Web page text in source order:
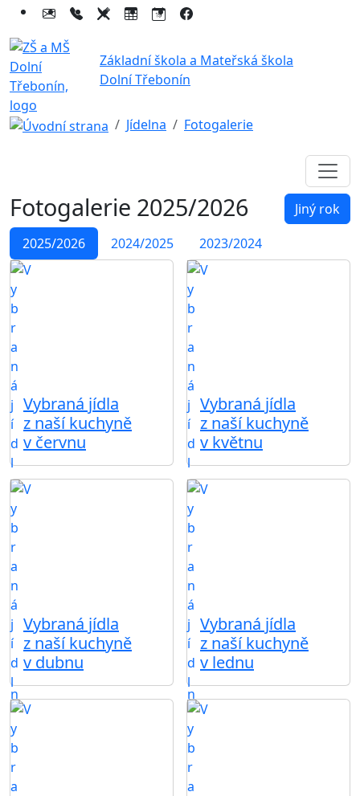
Základní škola a Mateřská škola
Dolní Třebonín
Jídelna Fotogalerie
Fotogalerie 2025/2026
Jiný rok
2025/2026
2024/2025 2023/2024
Vybraná jídla
z naší kuchyně
v červnu
Vybraná jídla
z naší kuchyně
v květnu
Vybraná jídla
z naší kuchyně
v dubnu
Vybraná jídla
z naší kuchyně
v lednu